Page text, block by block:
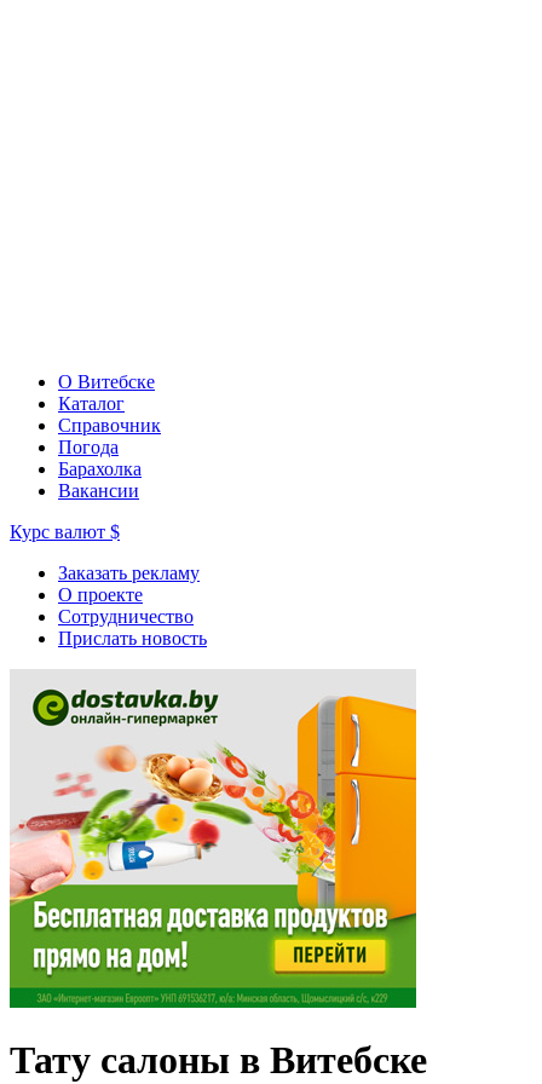
О Витебске
Каталог
Справочник
Погода
Барахолка
Вакансии
Курс валют $
Заказать рекламу
О проекте
Сотрудничество
Прислать новость
Тату салоны в Витебске